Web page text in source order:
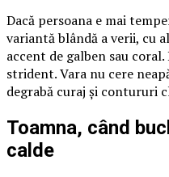
Dacă persoana e mai
variantă blândă a verii, cu
accent de galben sau
strident. Vara nu cere
degrabă curaj și contururi
Toamna, când
calde